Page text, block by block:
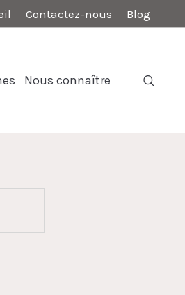
Contactez-nous Blog
Nous connaître